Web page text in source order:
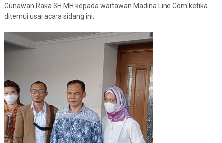
Gunawan Raka SH MH kepada wartawan Madina Line.Com ketika
ditemui usai acara sidang ini.